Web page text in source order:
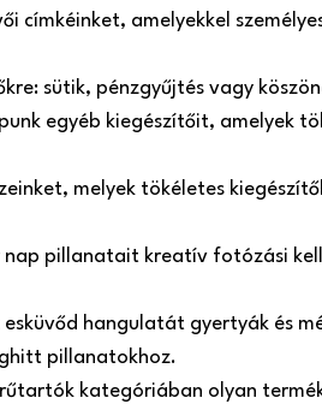
címkéinket, amelyekkel
sütik, pénzgyűjtés vagy
egyéb kiegészítőit, amelyek
melyek tökéletes
nap pillanatait kreatív fotózási
hangulatát gyertyák és
pillanatokhoz.
kategóriában olyan